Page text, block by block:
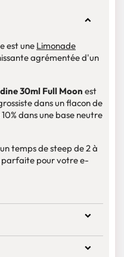
est une Limonade
agrémentée d'un
30ml Full Moon est
dans un flacon de
dans une base neutre
temps de steep de 2 à
parfaite pour votre e-